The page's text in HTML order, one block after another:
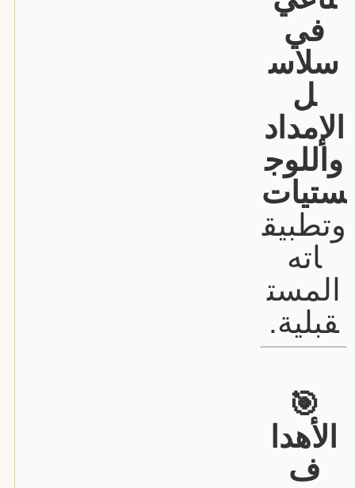
في
سلاس
ل
الإمداد
واللوج
ستيات
وتطبيق
اته
المست
قبلية.
🎯
الأهدا
ف